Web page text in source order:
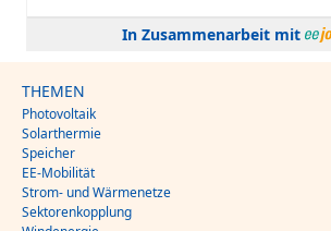
In Zusammenarbeit mit
THEMEN
Photovoltaik
Solarthermie
Speicher
EE-Mobilität
Strom- und Wärmenetze
Sektorenkopplung